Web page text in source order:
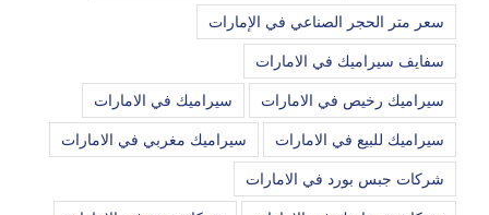
سعر متر الحجر الصناعي في الإمارات
سفايف سيراميك في الامارات
سيراميك رخيص في الامارات سيراميك في الامارات
سيراميك للبيع في الامارات سيراميك مغربي في الامارات
شركات جبس بورد في الامارات